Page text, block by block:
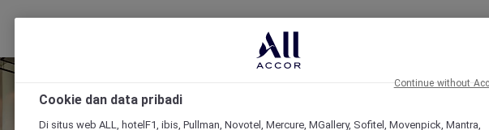
Cookie dan data pribadi
Di situs web ALL, hotelF1, ibis, Pullman, Novotel, Mercure, MGallery, Sofitel, Movenpick, Mantra,
Continue without